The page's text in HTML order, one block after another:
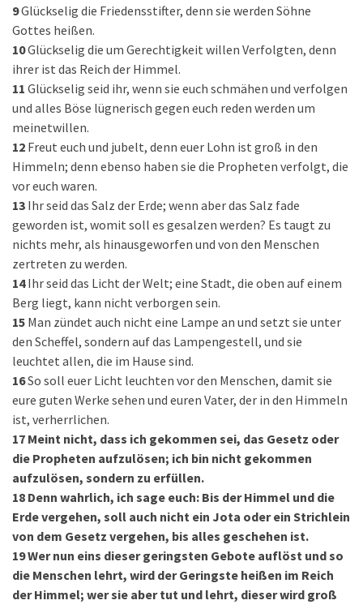
9Glückselig die Friedensstifter, denn sie werden Söhne
Gottes heißen.
10Glückselig die um Gerechtigkeit willen Verfolgten, denn
ihrer ist das Reich der Himmel.
11 Glückselig seid ihr, wenn sie euch schmähen und verfolgen
und alles Böse lügnerisch gegen euch reden werden um
meinetwillen.
12 Freut euch und jubelt, denn euer Lohn ist groß in den
Himmeln; denn ebenso haben sie die Propheten verfolgt, die
vor euch waren.
13 Ihr seid das Salz der Erde; wenn aber das Salz fade
geworden ist, womit soll es gesalzen werden? Es taugt zu
nichts mehr, als hinausgeworfen und von den Menschen
zertreten zu werden.
14 Ihr seid das Licht der Welt; eine Stadt, die oben auf einem
Berg liegt, kann nicht verborgen sein.
15 Man zündet auch nicht eine Lampe an und setzt sie unter
den Scheffel, sondern auf das Lampengestell, und sie
leuchtet allen, die im Hause sind.
16So soll euer Licht leuchten vor den Menschen, damit sie
eure guten Werke sehen und euren Vater, der in den Himmeln
ist, verherrlichen.
17 Meint nicht, dass ich gekommen sei, das Gesetz oder
die Propheten aufzulösen; ich bin nicht gekommen
aufzulösen, sondern zu erfüllen.
18 Denn wahrlich, ich sage euch: Bis der Himmel und die
Erde vergehen, soll auch nicht ein Jota oder ein Strichlein
von dem Gesetz vergehen, bis alles geschehen ist.
19Wer nun eins dieser geringsten Gebote auflöst und so
die Menschen lehrt, wird der Geringste heißen im Reich
der Himmel; wer sie aber tut und lehrt, dieser wird groß